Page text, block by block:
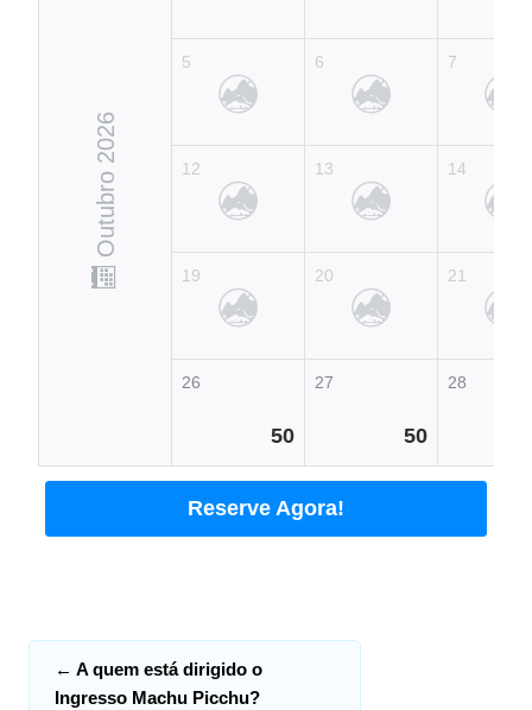
Outubro 2026
5
12
19
26
50
6
13
20
27
50
7
14
21
28
Reserve Agora!
← A quem está dirigido o
Ingresso Machu Picchu?